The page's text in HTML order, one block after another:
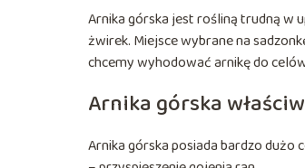
Arnika górska jest rośliną trudną w
żwirek. Miejsce wybrane na
chcemy wyhodować arnikę do
Arnika górska
Arnika górska posiada bardzo dużo